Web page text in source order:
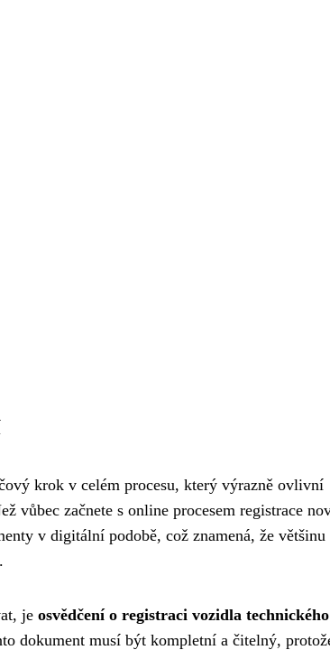
krok v celém procesu, který výrazně ovlivní
vůbec začnete s online procesem registrace
v digitální podobě, což znamená, že většinu
je osvědčení o registraci vozidla technického
dokument musí být kompletní a čitelný,